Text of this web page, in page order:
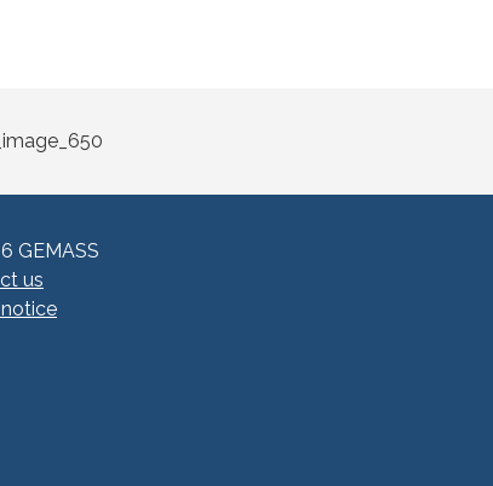
GEMASS
us